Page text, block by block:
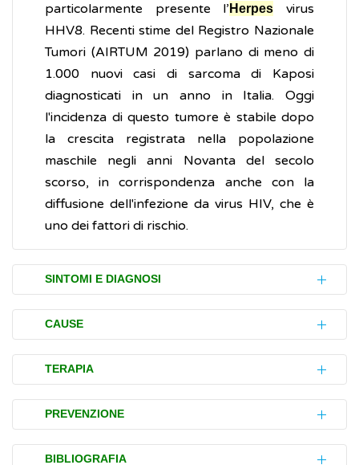
particolarmente presente l’ Herpes
virus
HHV8. Recenti stime del Registro Nazionale
Tumori (AIRTUM 2019) parlano di meno di
1.000 nuovi casi di sarcoma di Kaposi
diagnosticati in un anno in Italia. Oggi
l'incidenza di questo tumore è stabile dopo
la crescita registrata nella popolazione
maschile negli anni Novanta del secolo
scorso, in corrispondenza anche con la
diffusione dell'infezione da virus HIV, che è
uno dei fattori di rischio.
SINTOMI E DIAGNOSI
Il disturbo (sintomo) iniziale più comune è la
comparsa di piccole macchie o lesioni sulla
pelle, o nella bocca, che appaiono piatte, di
colore rosso-violaceo e non provocano
dolore.
Con il passar del tempo tendono a crescere
CAUSE
Il sarcoma di Kaposi è causato da un
chiamatovirus umano dell’herpes 8(HHV8),
conosciuto anche come
associato al sarcoma di Kaposi(KSHV).
TERAPIA
Se il sarcoma di Kaposi ha un andamento
stabile nel tempo, progredisce lentamente e
non causa complicazioni estetiche, non è
PREVENZIONE
Al momento non esistono vaccini efficaci
BIBLIOGRAFIA